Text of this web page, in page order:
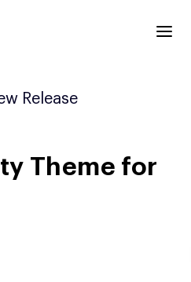
Release
Theme for